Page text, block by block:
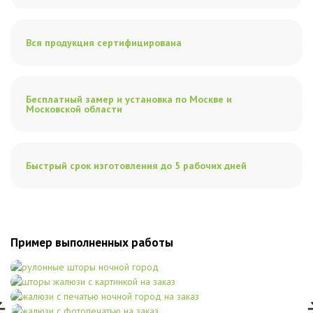
Вся продукция сертифицирована
Бесплатный замер и установка по Москве и
Московской области
Быстрый срок изготовления до 5 рабочих дней
Пример выполненных работы